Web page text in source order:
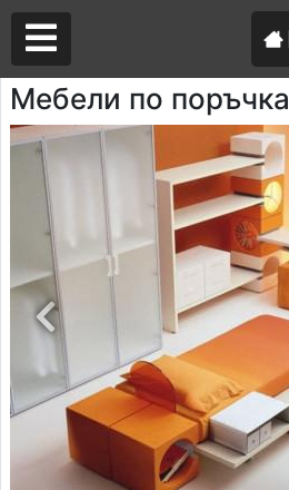
Мебели по поръчка
Аз съм майстор
Търся майстор